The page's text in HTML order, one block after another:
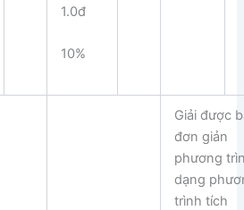
1.0đ
10%
Giải được
đơn giản
phương
dạng
trình tích